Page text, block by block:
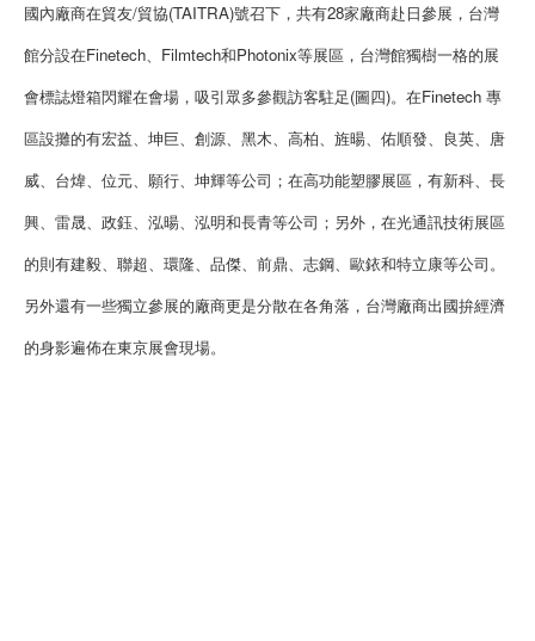
國內廠商在貿友/貿協(TAITRA)號召下，共有28家廠商赴日參展，台灣
館分設在Finetech、Filmtech和Photonix等展區，台灣館獨樹一格的展
會標誌燈箱閃耀在會場，吸引眾多參觀訪客駐足(圖四)。在Finetech 專
區設攤的有宏益、坤巨、創源、黑木、高柏、旌暘、佑順發、良英、唐
威、台煒、位元、願行、坤輝等公司；在高功能塑膠展區，有新科、長
興、雷晟、政鈺、泓暘、泓明和長青等公司；另外，在光通訊技術展區
的則有建毅、聯超、環隆、品傑、前鼎、志鋼、歐銥和特立康等公司。
另外還有一些獨立參展的廠商更是分散在各角落，台灣廠商出國拚經濟
的身影遍佈在東京展會現場。